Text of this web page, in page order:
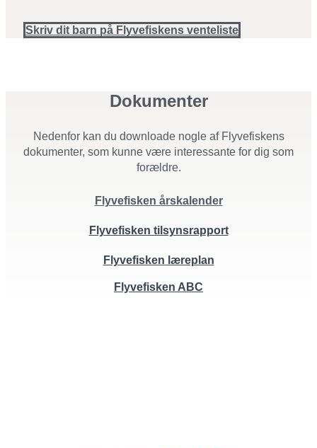
Skriv dit barn på Flyvefiskens venteliste
Dokumenter
Nedenfor kan du downloade nogle af Flyvefiskens
dokumenter, som kunne være interessante for dig som
forældre.
Flyvefisken årskalender
Flyvefisken tilsynsrapport
Flyvefisken læreplan
Flyvefisken ABC